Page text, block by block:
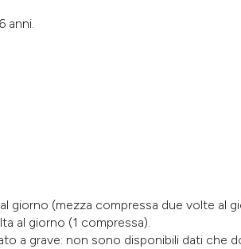
anni.
giorno (mezza compressa due volte al
al giorno (1 compressa).
a grave: non sono disponibili dati